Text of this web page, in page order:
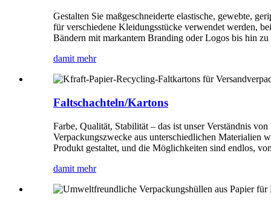
Gestalten Sie maßgeschneiderte elastische, gewebte,
für verschiedene Kleidungsstücke verwendet werden,
Bändern mit markantem Branding oder Logos bis hin
damit mehr
Faltschachteln/Kartons
Farbe, Qualität, Stabilität – das ist unser Verständnis
Verpackungszwecke aus unterschiedlichen Materialien
Produkt gestaltet, und die Möglichkeiten sind endlos,
damit mehr